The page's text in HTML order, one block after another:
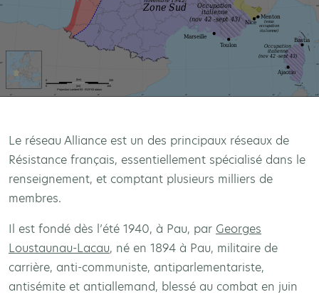
Le réseau Alliance est un des principaux réseaux de
Résistance français, essentiellement spécialisé dans le
renseignement, et comptant plusieurs milliers de
membres.
Il est fondé dès l’été 1940, à Pau, par Georges
Loustaunau-Lacau, né en 1894 à Pau, militaire de
carrière, anti-communiste, antiparlementariste,
antisémite et antiallemand, blessé au combat en juin